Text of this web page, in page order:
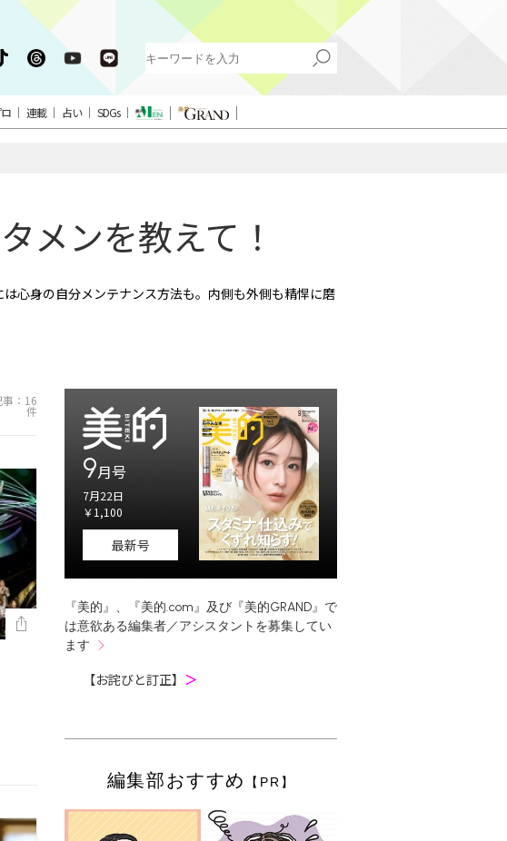
連載 占い SDGs
メンを教えて！
心身の自分メンテナンス方法も。内側も外側も精悍に磨
事：16
件
9月号
7月22日
￥1,100
最新号
『美的』、『美的.com』及び『美的GRAND』で
は意欲ある編集者／アシスタントを募集してい
ます
【お詫びと訂正】 ＞
編集部おすすめ 【PR】